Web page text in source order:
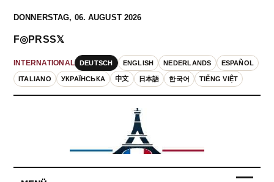
DONNERSTAG, 06. AUGUST 2026
INTERNATIONAL DEUTSCH ENGLISH NEDERLANDS ESPAÑOL
ITALIANO УКРАЇНСЬКА 中文 日本語 한국어 TIẾNG VIỆT
F◎PRSS𝕏